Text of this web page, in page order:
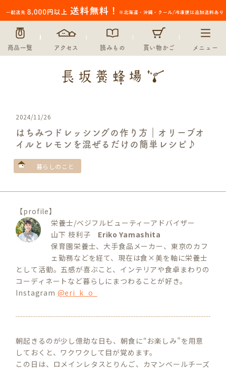
商品一覧 アクセス 読みもの 買い物かご メニュー
2024/11/26
はちみつドレッシングの作り方｜オリーブオ
イルとレモンを混ぜるだけの簡単レシピ♪
暮らしのこと
【profile】
栄養士/ベジフルビューティーアドバイザー
山下 枝利子 Eriko Yamashita
保育園栄養士、大手食品メーカー、東京のカフ
ェ勤務などを経て、現在は食×美を軸に栄養士
として活動。五感が喜ぶこと、インテリアや食卓まわりの
コーディネートなど暮らしにまつわることが好き。
Instagram @eri_k_o_
朝起きるのが少し億劫な日も、朝食に“お楽しみ”を用意
しておくと、ワクワクして目が覚めます。
この日は、ロメインレタスとりんご、カマンベールチーズ